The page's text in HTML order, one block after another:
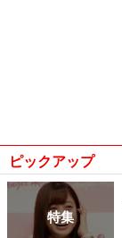
ピックアップ
特集